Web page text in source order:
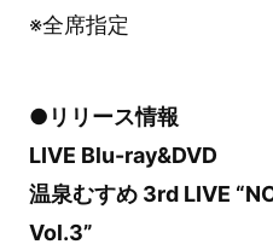
※全席指定
●リリース情報
LIVE Blu-ray&DVD
温泉むすめ 3rd LIVE
Vol.3”